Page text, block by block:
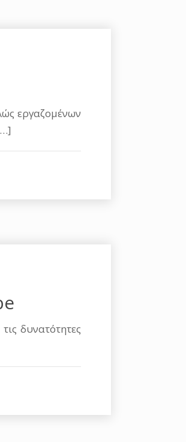
εργαζομένων
δυνατότητες